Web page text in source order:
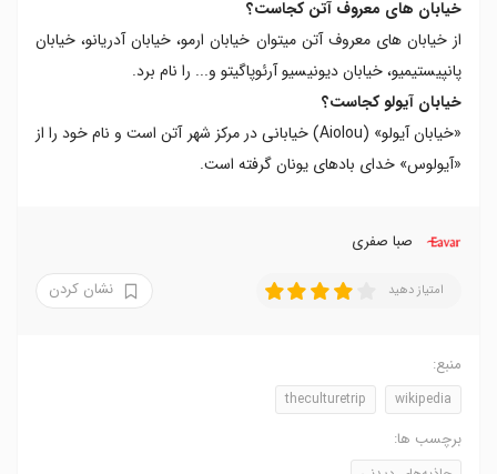
خیابان های معروف آتن کجاست؟
از خیابان های معروف آتن میتوان خیابان ارمو، خیابان آدریانو، خیابان
پانپیستیمیو، خیابان دیونیسیو آرئوپاگیتو و... را نام برد.
خیابان آیولو کجاست؟
«خیابان آیولو» (Aiolou) خیابانی در مرکز شهر آتن است و نام خود را از
«آیولوس» خدای بادهای یونان گرفته است.
صبا صفری
امتیاز دهید نشان کردن
منبع:
wikipedia
theculturetrip
برچسب ها: